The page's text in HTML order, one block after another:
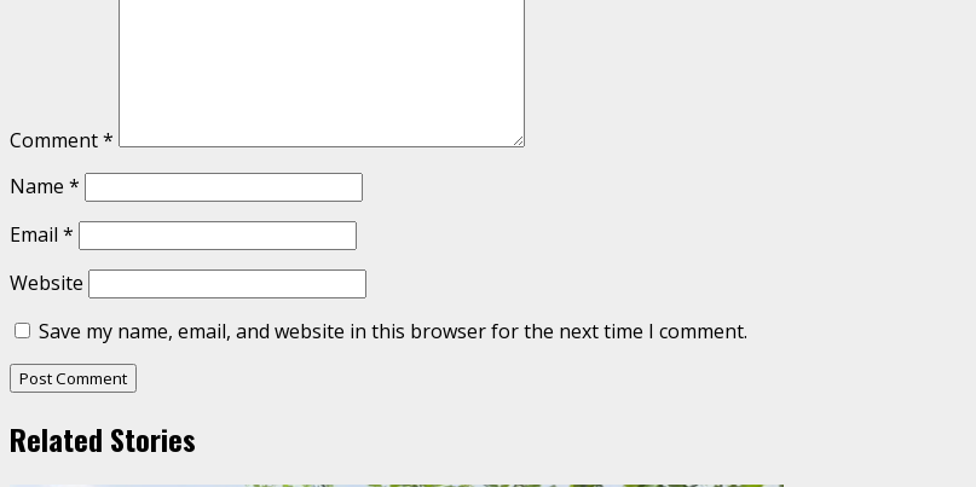
Comment*
Name *
Email *
Website
Save my name, email, and website in this browser for the next time I comment.
Related Stories